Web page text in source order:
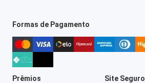
Formas de Pagamento
Prêmios Site Seguro